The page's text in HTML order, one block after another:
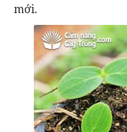
mới.